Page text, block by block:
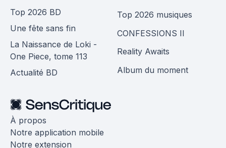
Top 2026 BD
Une fête sans fin
La Naissance de Loki -
One Piece, tome 113
Actualité BD
Top 2026 musiques
CONFESSIONS II
Reality Awaits
Album du moment
À propos
Notre application mobile
Notre extension